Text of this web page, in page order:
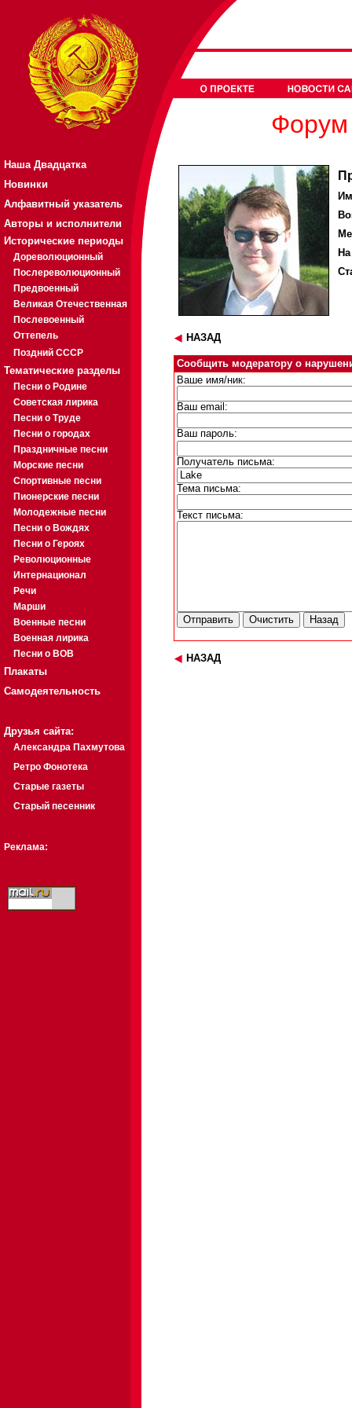
Наша Двадцатка
Новинки
Алфавитный указатель
Авторы и исполнители
Исторические периоды
Дореволюционный
Послереволюционный
Предвоенный
Великая Отечественная
Послевоенный
Оттепель
Поздний СССР
Тематические разделы
Песни о Родине
Советская лирика
Песни о Труде
Песни о городах
Праздничные песни
Морские песни
Спортивные песни
Пионерские песни
Молодежные песни
Песни о Вождях
Песни о Героях
Революционные
Интернационал
Речи
Марши
Военные песни
Военная лирика
Песни о ВОВ
Плакаты
Самодеятельность
Друзья сайта:
Александра Пахмутова
Ретро Фонотека
Старые газеты
Старый песенник
Реклама:
Форум
НАЗАД
Сообщить модератору о
Ваше имя/ник:
Ваш email:
Ваш пароль:
Получатель письма:
Тема письма:
Текст письма:
НАЗАД